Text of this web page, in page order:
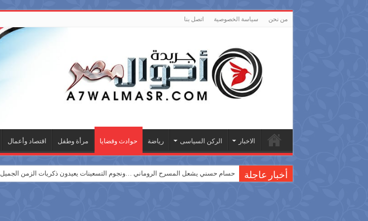
من نحن سياسة الخصوصية اتصل بنا
الاخبار الركن السياسى رياضة حوادث وقضايا مرأة وطفل اقتصاد وأعمال
أخبار عاجلة حسام حسني يشعل المسرح الروماني …ونجوم التسعينات يعيدون ذكريات الزمن الجميل